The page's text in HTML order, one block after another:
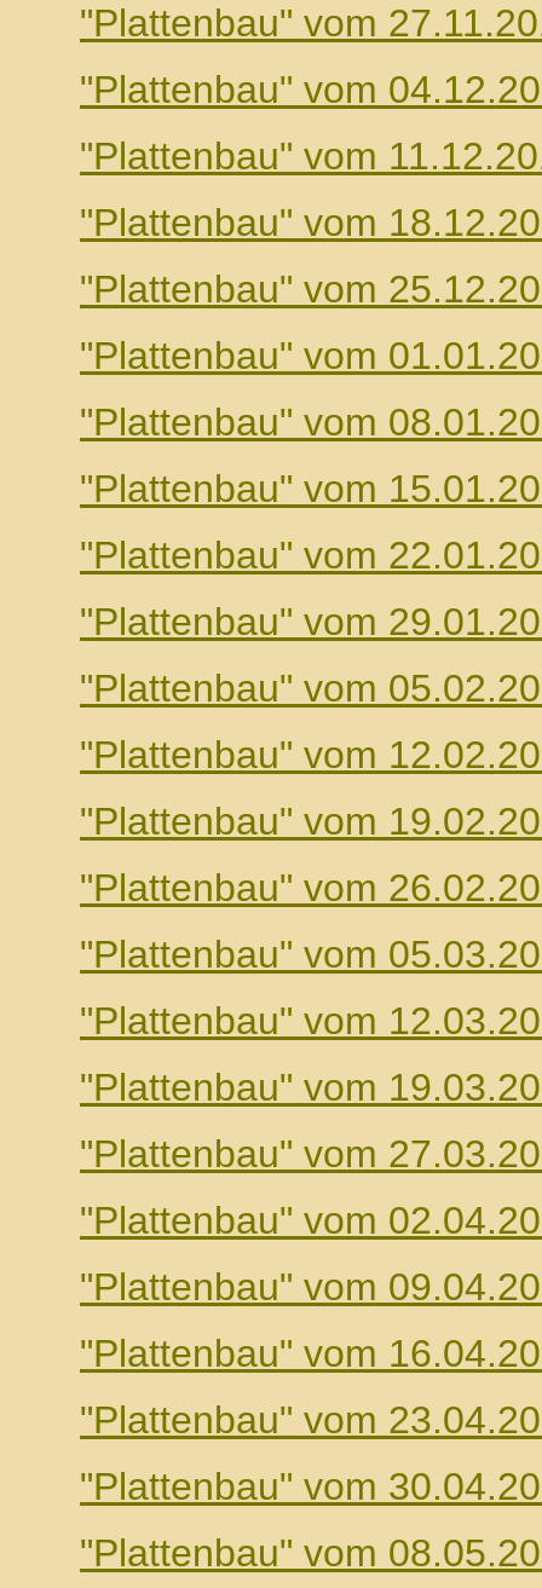
"Plattenbau" vom
"Plattenbau" vom
"Plattenbau" vom
"Plattenbau" vom
"Plattenbau" vom
"Plattenbau" vom
"Plattenbau" vom
"Plattenbau" vom
"Plattenbau" vom
"Plattenbau" vom
"Plattenbau" vom
"Plattenbau" vom
"Plattenbau" vom
"Plattenbau" vom
"Plattenbau" vom
"Plattenbau" vom
"Plattenbau" vom
"Plattenbau" vom
"Plattenbau" vom
"Plattenbau" vom
"Plattenbau" vom
"Plattenbau" vom
"Plattenbau" vom
"Plattenbau" vom